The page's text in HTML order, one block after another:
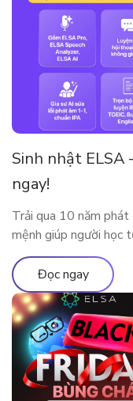
Sinh nhật ELSA
ngay!
Trải qua 10 năm
mệnh giúp người học
đã trở thành nền
AI được hàng triệu
lựa chọn. Cột mốc
Đọc ngay